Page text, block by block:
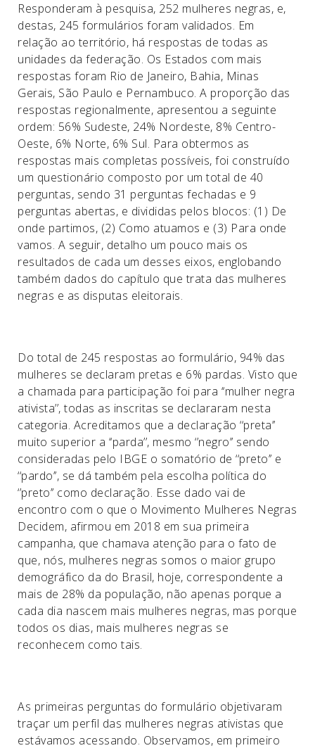
Responderam à pesquisa, 252 mulheres negras, e,
destas, 245 formulários foram validados. Em
relação ao território, há respostas de todas as
unidades da federação. Os Estados com mais
respostas foram Rio de Janeiro, Bahia, Minas
Gerais, São Paulo e Pernambuco. A proporção das
respostas regionalmente, apresentou a seguinte
ordem: 56% Sudeste, 24% Nordeste, 8% Centro-
Oeste, 6% Norte, 6% Sul. Para obtermos as
respostas mais completas possíveis, foi construído
um questionário composto por um total de 40
perguntas, sendo 31 perguntas fechadas e 9
perguntas abertas, e divididas pelos blocos: (1) De
onde partimos, (2) Como atuamos e (3) Para onde
vamos. A seguir, detalho um pouco mais os
resultados de cada um desses eixos, englobando
também dados do capítulo que trata das mulheres
negras e as disputas eleitorais.
Do total de 245 respostas ao formulário, 94% das
mulheres se declaram pretas e 6% pardas. Visto que
a chamada para participação foi para ‘‘mulher negra
ativista’’, todas as inscritas se declararam nesta
categoria. Acreditamos que a declaração ‘‘preta’’
muito superior a ‘‘parda’’, mesmo ‘’negro’’ sendo
consideradas pelo IBGE o somatório de ‘‘preto’’ e
‘‘pardo’’, se dá também pela escolha política do
‘’preto’’ como declaração. Esse dado vai de
encontro com o que o Movimento Mulheres Negras
Decidem, afirmou em 2018 em sua primeira
campanha, que chamava atenção para o fato de
que, nós, mulheres negras somos o maior grupo
demográfico da do Brasil, hoje, correspondente a
mais de 28% da população, não apenas porque a
cada dia nascem mais mulheres negras, mas porque
todos os dias, mais mulheres negras se
reconhecem como tais.
As primeiras perguntas do formulário objetivaram
traçar um perfil das mulheres negras ativistas que
estávamos acessando. Observamos, em primeiro